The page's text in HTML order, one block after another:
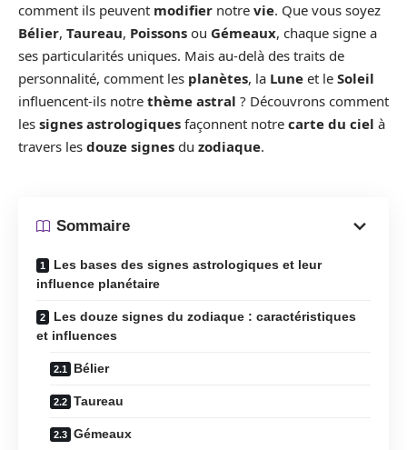
comment ils peuvent modifier notre vie. Que vous soyez
Bélier, Taureau, Poissons ou Gémeaux, chaque signe a
ses particularités uniques. Mais au-delà des traits de
personnalité, comment les planètes, la Lune et le Soleil
influencent-ils notre thème astral ? Découvrons comment
les signes astrologiques façonnent notre carte du ciel à
travers les douze signes du zodiaque.
Sommaire
Les bases des signes astrologiques et leur
influence planétaire
Les douze signes du zodiaque : caractéristiques
et influences
Bélier
Taureau
Gémeaux